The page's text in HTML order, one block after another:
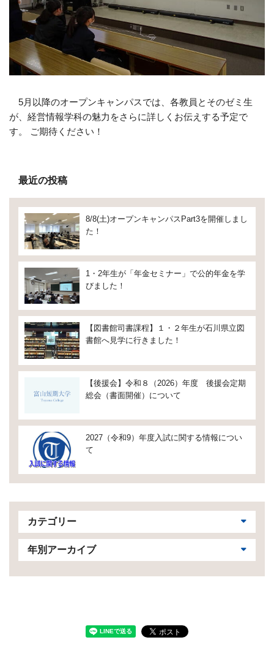
5月以降のオープンキャンパスでは、各教員とそのゼミ生
が、経営情報学科の魅力をさらに詳しくお伝えする予定で
す。 ご期待ください！
最近の投稿
8/8(土)オープンキャンパスPart3を開催しまし
た！
1・2年生が「年金セミナー」で公的年金を学
びました！
【図書館司書課程】１・２年生が石川県立図
書館へ見学に行きました！
【後援会】令和８（2026）年度 後援会定期
総会（書面開催）について
2027（令和9）年度入試に関する情報につい
て
カテゴリー
年別アーカイブ